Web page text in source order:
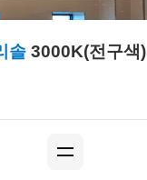
솔 3000K(전구색)